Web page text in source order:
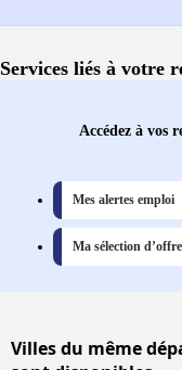
Services liés à votre
Accédez à vos
Mes alertes emploi
Ma sélection
Villesdu même